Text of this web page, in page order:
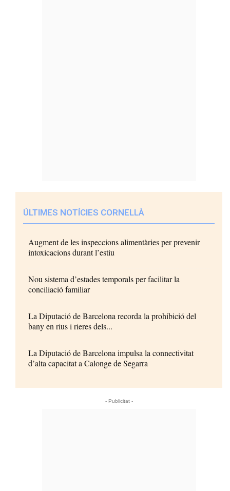
ÚLTIMES NOTÍCIES CORNELLÀ
Augment de les inspeccions alimentàries per prevenir
intoxicacions durant l’estiu
Nou sistema d’estades temporals per facilitar la
conciliació familiar
La Diputació de Barcelona recorda la prohibició del
bany en rius i rieres dels...
La Diputació de Barcelona impulsa la connectivitat
d’alta capacitat a Calonge de Segarra
- Publicitat -